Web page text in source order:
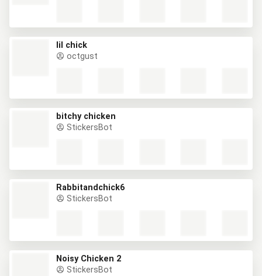
lil chick
octgust
bitchy chicken
StickersBot
Rabbitandchick6
StickersBot
Noisy Chicken 2
StickersBot